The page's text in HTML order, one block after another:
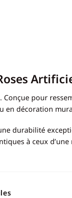
pour
en décoration
durabilité
à ceux